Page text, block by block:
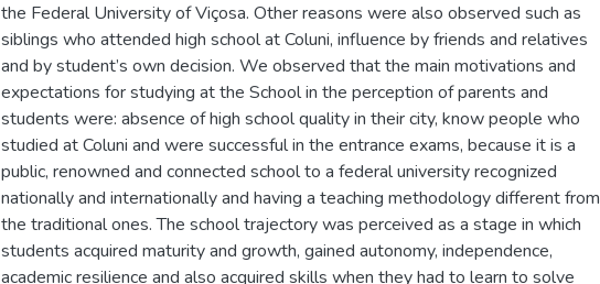
the Federal University of Viçosa. Other reasons were also observed such as
siblings who attended high school at Coluni, influence by friends and relatives
and by student’s own decision. We observed that the main motivations and
expectations for studying at the School in the perception of parents and
students were: absence of high school quality in their city, know people who
studied at Coluni and were successful in the entrance exams, because it is a
public, renowned and connected school to a federal university recognized
nationally and internationally and having a teaching methodology different from
the traditional ones. The school trajectory was perceived as a stage in which
students acquired maturity and growth, gained autonomy, independence,
academic resilience and also acquired skills when they had to learn to solve